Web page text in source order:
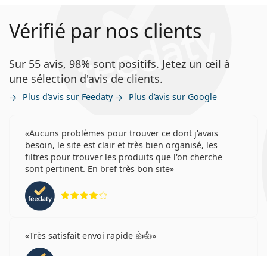
Vérifié par nos clients
Sur 55 avis, 98% sont positifs. Jetez un œil à
une sélection d'avis de clients.
Plus d’avis sur Feedaty Plus d’avis sur Google
Aucuns problèmes pour trouver ce dont j'avais
besoin, le site est clair et très bien organisé, les
filtres pour trouver les produits que l'on cherche
sont pertinent. En bref très bon site
Très satisfait envoi rapide 👍👍